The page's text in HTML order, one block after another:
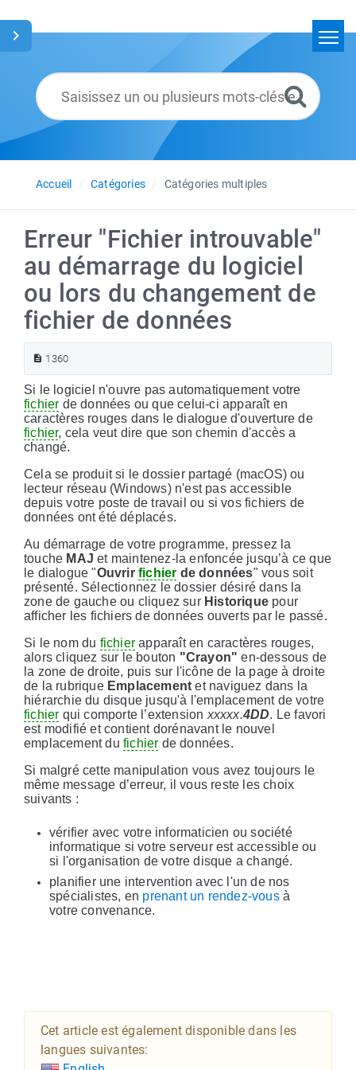
Glossaire
Français
Accueil
Catégories Catégories multiples
Erreur "Fichier introuvable"
au démarrage du logiciel
ou lors du changement de
fichier de données
1360
Si le logiciel n'ouvre pas automatiquement votre
fichier de données ou que celui-ci apparaît en
caractères rouges dans le dialogue d'ouverture de
fichier, cela veut dire que son chemin d'accès a
changé.
Cela se produit si le dossier partagé (macOS) ou
lecteur réseau (Windows) n'est pas accessible
depuis votre poste de travail ou si vos fichiers de
données ont été déplacés.
Au démarrage de votre programme, pressez la
touche MAJ et maintenez-la enfoncée jusqu’à ce que
le dialogue "Ouvrirfichier de données" vous soit
présenté. Sélectionnez le dossier désiré dans la
zone de gauche ou cliquez sur Historique pour
afficher les fichiers de données ouverts par le passé.
Si le nom du fichier apparaît en caractères rouges,
alors cliquez sur le bouton "Crayon" en-dessous de
la zone de droite, puis sur l'icône de la page à droite
de la rubrique Emplacement et naviguez dans la
hiérarchie du disque jusqu'à l'emplacement de votre
fichier qui comporte l’extension xxxxx.4DD. Le favori
est modifié et contient dorénavant le nouvel
emplacement du fichier de données.
Si malgré cette manipulation vous avez toujours le
même message d’erreur, il vous reste les choix
suivants :
vérifier avec votre informaticien ou société
informatique si votre serveur est accessible ou
si l'organisation de votre disque a changé.
planifier une intervention avec l'un de nos
spécialistes, en prenant un rendez-vousà
votre convenance.
Cet article est également disponible dans les
langues suivantes: